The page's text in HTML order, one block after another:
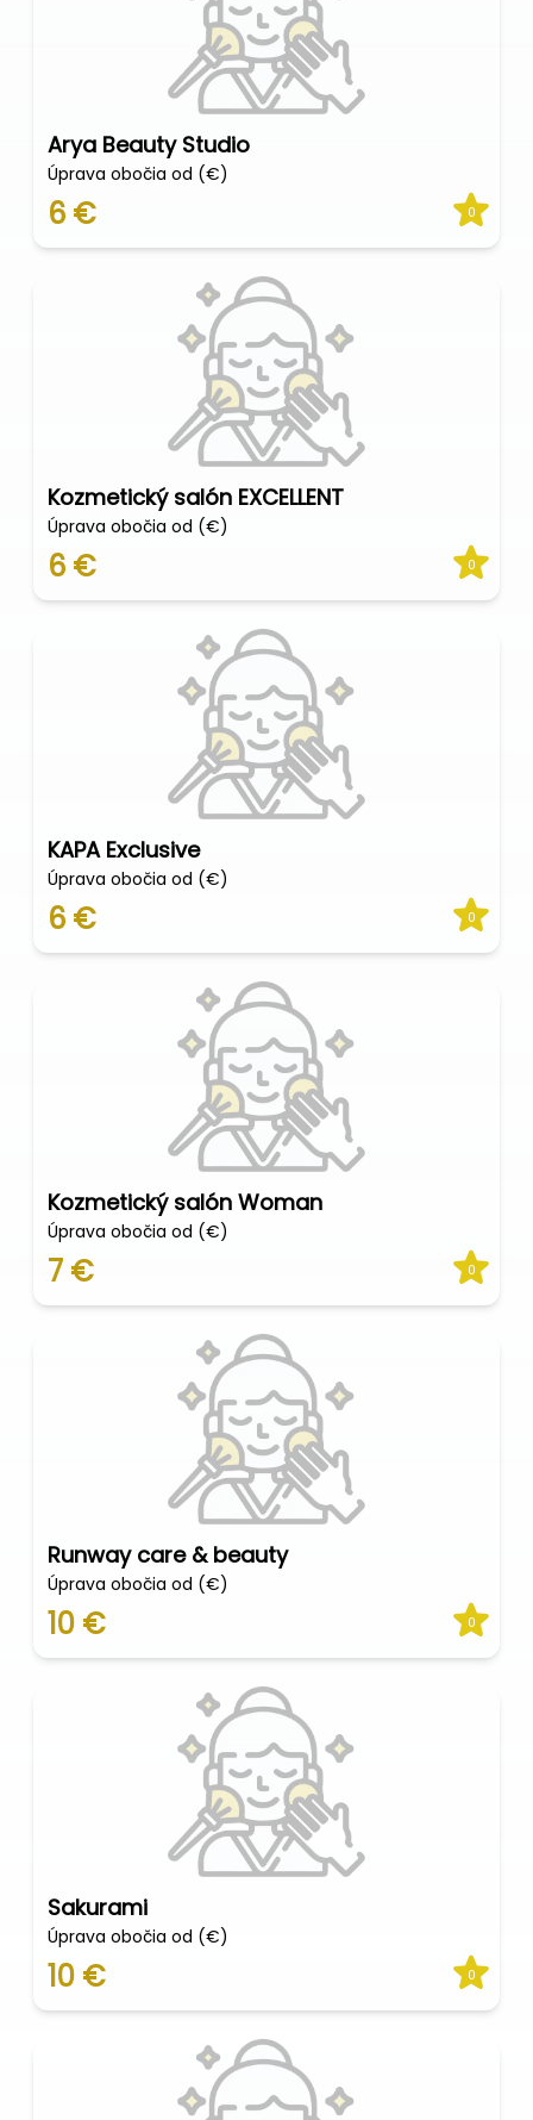
Arya Beauty Studio
Úprava obočia od (€)
6 € 0
Kozmetický salón EXCELLENT
Úprava obočia od (€)
6 € 0
KAPA Exclusive
Úprava obočia od (€)
6 € 0
Kozmetický salón Woman
Úprava obočia od (€)
7 € 0
Runway care & beauty
Úprava obočia od (€)
10 € 0
Sakurami
Úprava obočia od (€)
10 € 0